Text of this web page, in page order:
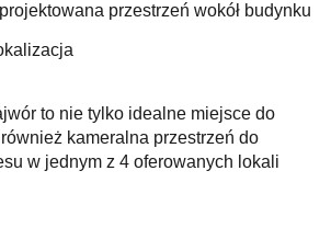
przestrzeń wokół budynku
to nie tylko idealne miejsce do
kameralna przestrzeń do
w jednym z 4 oferowanych lokali